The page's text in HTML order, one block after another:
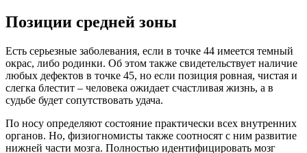
Позиции средней зоны
Есть серьезные заболевания, если в точке 44 имеется темный
окрас, либо родинки. Об этом также свидетельствует наличие
любых дефектов в точке 45, но если позиция ровная, чистая и
слегка блестит – человека ожидает счастливая жизнь, а в
судьбе будет сопутствовать удача.
По носу определяют состояние практически всех внутренних
органов. Но, физиогномисты также соотносят с ним развитие
нижней части мозга. Полностью идентифицировать мозг